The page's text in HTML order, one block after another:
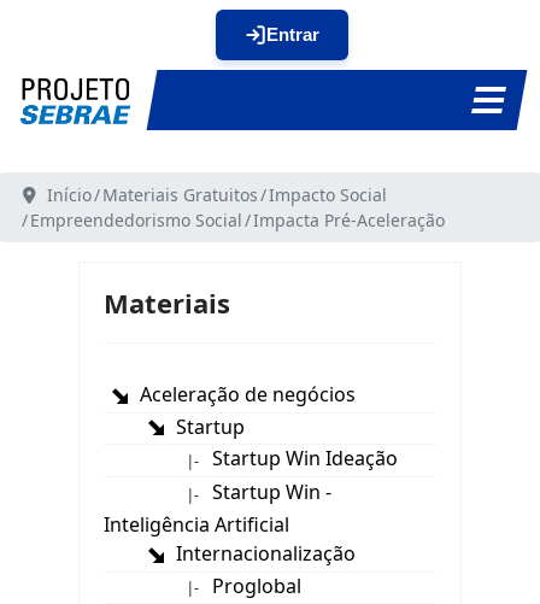
Entrar
Início Materiais Gratuitos Impacto Social
Empreendedorismo Social Impacta Pré-Aceleração
Materiais
Aceleração de negócios
Startup
|- Startup Win Ideação
|-
Startup Win -
Inteligência Artificial
Internacionalização
|- Proglobal